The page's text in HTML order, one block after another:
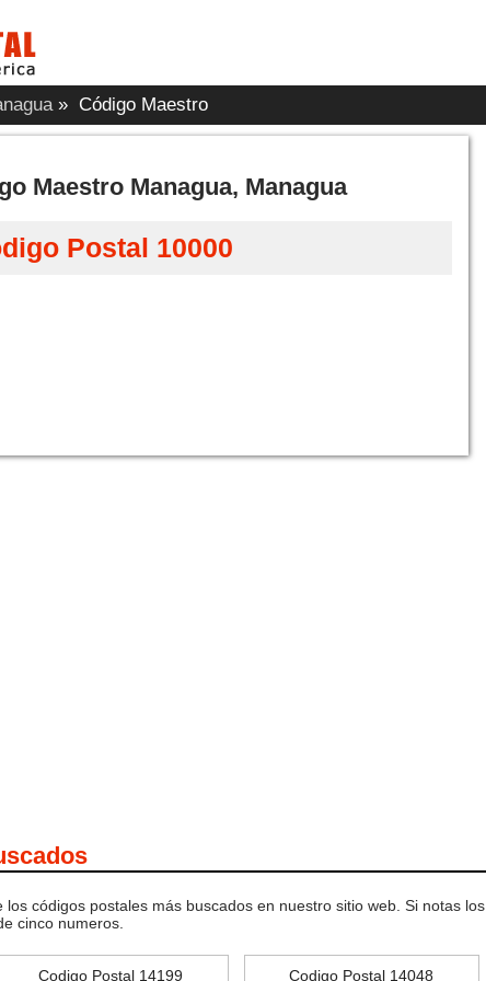
» Código Maestro
Maestro Managua, Managua
Postal 10000
códigos postales más buscados en nuestro sitio web. Si notas los
cinco numeros.
Codigo Postal 14199 Codigo Postal 14048